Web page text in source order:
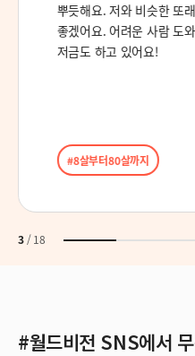
만나서 너무 좋아요.
자라갈지 기대하며
#3살아들
4/18
#월드비전 SNS에서